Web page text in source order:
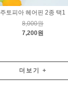
주토피아 헤어핀 2종 택1
8,000원
7,200원
더보기 +